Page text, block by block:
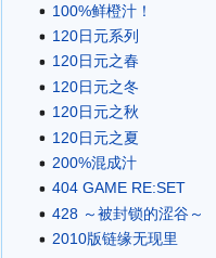
100%鲜橙汁！
120日元系列
120日元之春
120日元之冬
120日元之秋
120日元之夏
200%混成汁
404 GAME RE:SET
428 ～被封锁的涩谷～
2010版链缘无现里